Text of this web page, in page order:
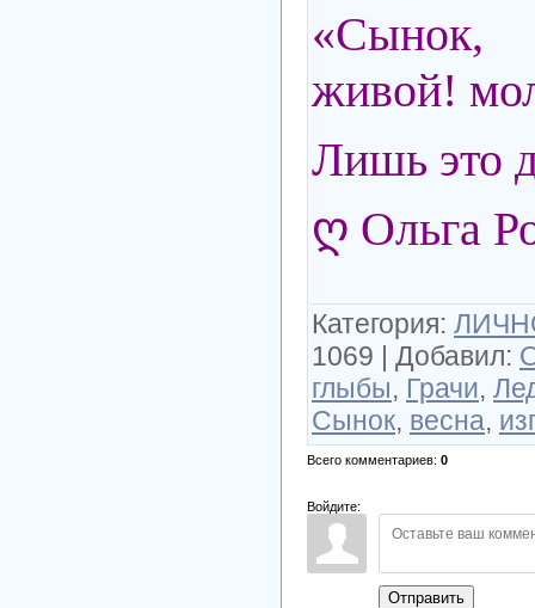
«Сынок,
живой!
Лишь это
ღ Ольга
Категория:
1069 | Добавил:
глыбы, Грачи,
Сынок, весна,
Всего комментариев: 0
Войдите:
Отправить